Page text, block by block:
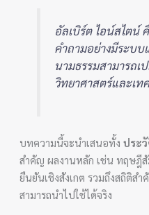
อัลเบิร์ต ไอน์สไตน์
คำถามอย่างมีระบบ
นามธรรมสามารถ
วิทยาศาสตร์และเท
บทความนี้จะนำเสนอทั้งประ
สำคัญ ผลงานหลัก เช่น ทฤษฎี
ยืนยันเชิงสังเกต รวมถึงสถิติ
สามารถนำไปใช้ได้จริง